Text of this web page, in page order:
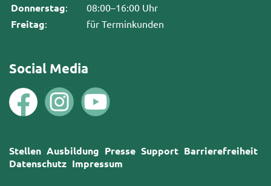
Donnerstag: 08:00–16:00 Uhr
Freitag: für Terminkunden
Social Media
Stellen Ausbildung Presse Support Barrierefreiheit
Datenschutz Impressum